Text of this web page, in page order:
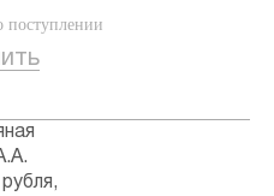
поступлении